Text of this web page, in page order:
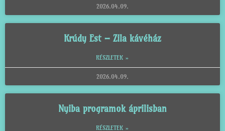
2026.04.09.
Krúdy Est – Zila kávéház
RÉSZLETEK »
2026.04.09.
Nyiba programok áprilisban
RÉSZLETEK »